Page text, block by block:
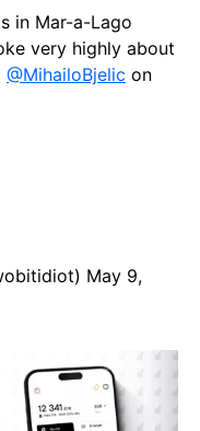
in Mar-a-Lago
very highly about
@MihailoBjelic on
May 9,